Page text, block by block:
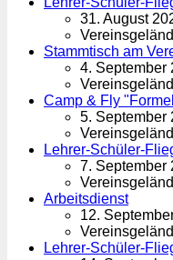
31. August
Stammtisch am
4. September
Camp & Fly
5. September
Lehrer-Schüler-
7. September
Arbeitsdienst
12.
Lehrer-Schüler-